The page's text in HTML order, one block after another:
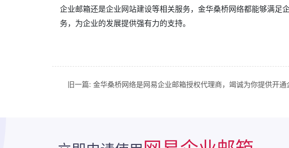
企业邮箱还是企业网站建设等相关服务，金华桑桥网络都能够满
务，为企业的发展提供强有力的支持。
旧一篇: 金华桑桥网络是网易企业邮箱授权代理商，竭诚为你提供开通企